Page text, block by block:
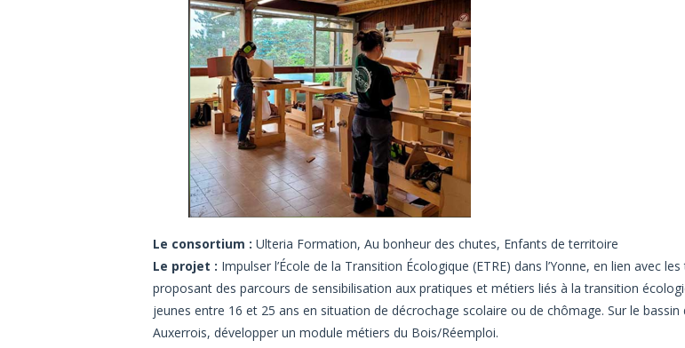
Le consortium : Ulteria Formation, Au bonheur des chutes, Enfants de territoire
Le projet : Impulser l’École de la Transition Écologique (ETRE) dans l’Yonne, en lien avec
proposant des parcours de sensibilisation aux pratiques et métiers liés à la transition
jeunes entre 16 et 25 ans en situation de décrochage scolaire ou de chômage. Sur le bassin
Auxerrois, développer un module métiers du Bois/Réemploi.